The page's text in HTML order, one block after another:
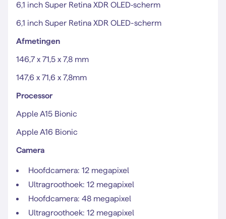
6,1 inch Super Retina XDR OLED‑scherm
6,1 inch Super Retina XDR OLED-scherm
Afmetingen
146,7 x 71,5 x 7,8 mm
147,6 x 71,6 x 7,8mm
Processor
Apple A15 Bionic
Apple A16 Bionic
Camera
Hoofdcamera: 12 megapixel
Ultragroothoek: 12 megapixel
Hoofdcamera: 48 megapixel
Ultragroothoek: 12 megapixel